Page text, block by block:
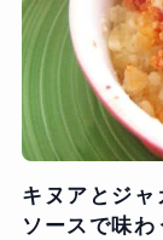
キヌアとジャ
ソースで味